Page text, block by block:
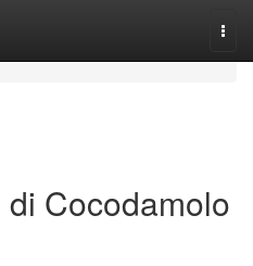
Cocodamolo